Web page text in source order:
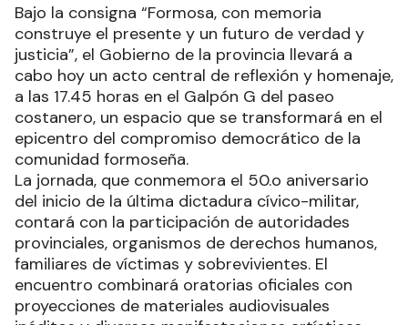
Bajo la consigna “Formosa, con memoria
construye el presente y un futuro de verdad y
justicia”, el Gobierno de la provincia llevará a
cabo hoy un acto central de reflexión y homenaje,
a las 17.45 horas en el Galpón G del paseo
costanero, un espacio que se transformará en el
epicentro del compromiso democrático de la
comunidad formoseña.
La jornada, que conmemora el 50.o aniversario
del inicio de la última dictadura cívico-militar,
contará con la participación de autoridades
provinciales, organismos de derechos humanos,
familiares de víctimas y sobrevivientes. El
encuentro combinará oratorias oficiales con
proyecciones de materiales audiovisuales